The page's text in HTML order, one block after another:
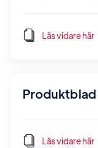
Läs vidare här
Läs vidare här